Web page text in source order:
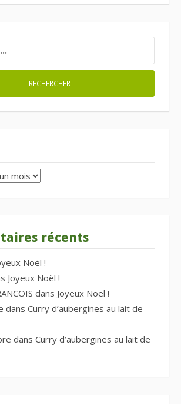
récents
Noël !
Joyeux Noël !
dans Joyeux Noël !
dans Curry d’aubergines au lait de
dans Curry d’aubergines au lait de